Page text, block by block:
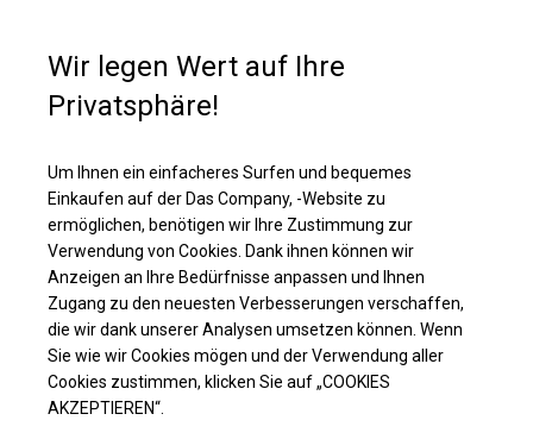
Ganzjährig geöffnete Zelthalle | 8x8 m
Wir legen Wert auf Ihre
Privatsphäre!
Um Ihnen ein einfacheres Surfen und bequemes
Einkaufen auf der Das Company, -Website zu
ermöglichen, benötigen wir Ihre Zustimmung zur
Verwendung von Cookies. Dank ihnen können wir
Anzeigen an Ihre Bedürfnisse anpassen und Ihnen
Zugang zu den neuesten Verbesserungen verschaffen,
die wir dank unserer Analysen umsetzen können. Wenn
Sie wie wir Cookies mögen und der Verwendung aller
Cookies zustimmen, klicken Sie auf „COOKIES
AKZEPTIEREN“.